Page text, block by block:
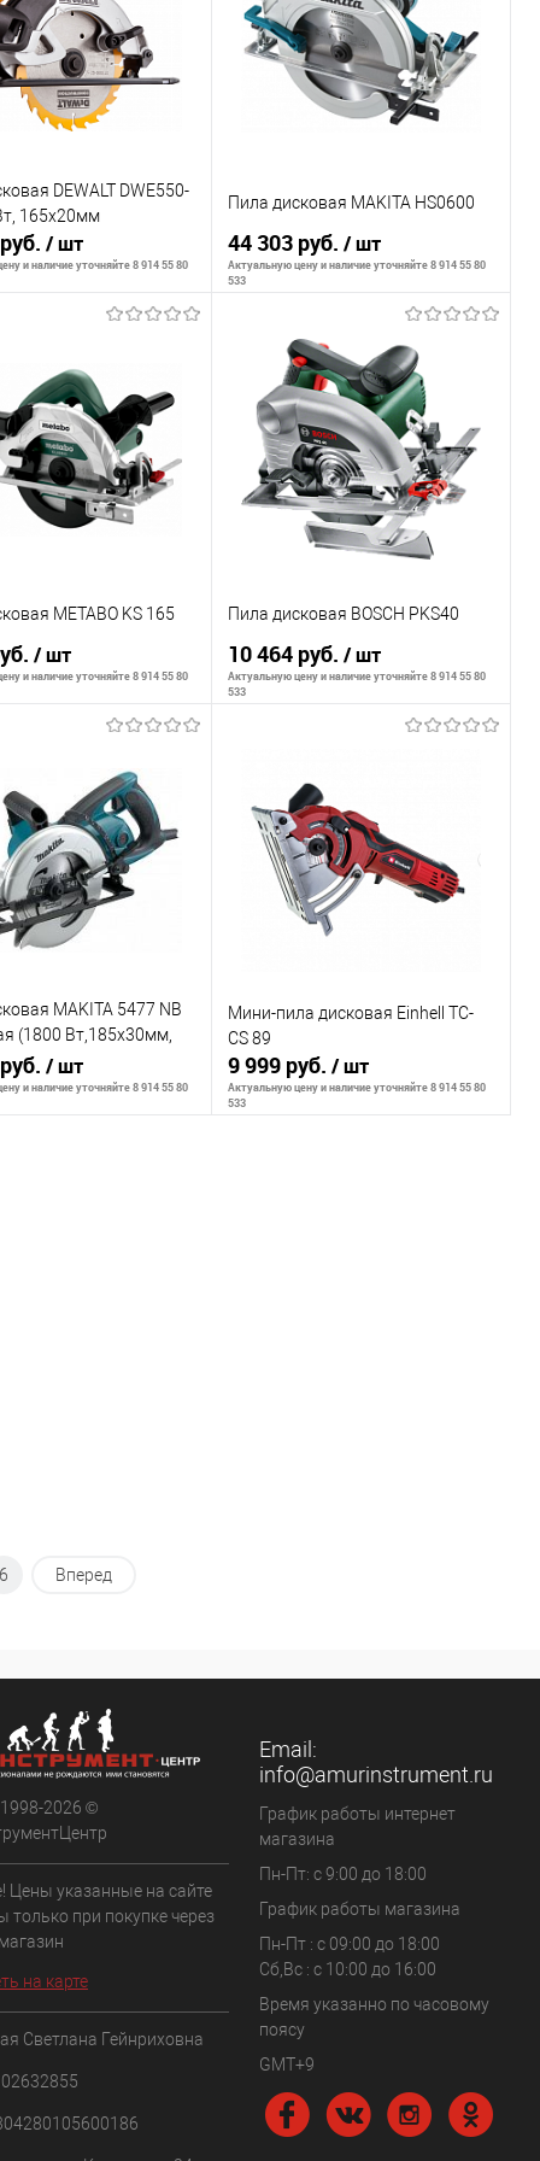
В наличии
К сравнению
В избранное
В наличии
DEWALT DWE550-
165х20мм
/ шт
и наличие уточняйте 8 914 55 80
В корзину
В наличии
Пила дисковая MAKITA HS0600
44 303 руб./ шт
Актуальную цену и наличие уточняйте 8 914 55 80
533
В корзину
К сравнению
В избранное
В наличии
METABO KS 165
/ шт
и наличие уточняйте 8 914 55 80
В корзину
В наличии
Пила дисковая BOSCH PKS40
10 464 руб./ шт
Актуальную цену и наличие уточняйте 8 914 55 80
533
К сравнению
В избранное
В наличии
MAKITA 5477 NB
(1800 Вт,185х30мм,
коробка)
/ шт
и наличие уточняйте 8 914 55 80
Мини-пила дисковая Einhell TC-
CS 89
9 999 руб./ шт
Актуальную цену и наличие уточняйте 8 914 55 80
533
6 Вперед
2026 ©
Цены указанные на сайте
только при покупке через
на карте
Светлана Гейнриховна
Email:
info@amurinstrument.ru
График работы интернет
магазина
Пн-Пт: с 9:00 до 18:00
График работы магазина
Пн-Пт : с 09:00 до 18:00
Сб,Вс : c 10:00 до 16:00
Время указанно по часовому
поясу
GMT+9